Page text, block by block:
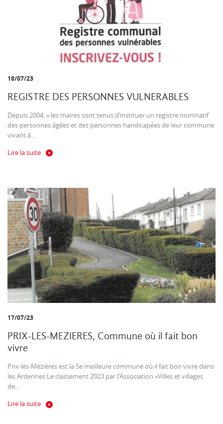
18/07/23
REGISTRE DES PERSONNES VULNERABLES
Depuis 2004, « les maires sont tenus d’instituer un registre nominatif
des personnes âgées et des personnes handicapées de leur commune
vivant à...
Lire la suite
17/07/23
PRIX-LES-MEZIERES, Commune où il fait bon
vivre
Prix-lès-Mézières est la 5e meilleure commune où il fait bon vivre dans
les Ardennes Le classement 2023 par l’Association «Villes et villages
de...
Lire la suite